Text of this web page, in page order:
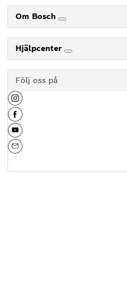
Om Bosch
Hjälpcenter
Följ oss på